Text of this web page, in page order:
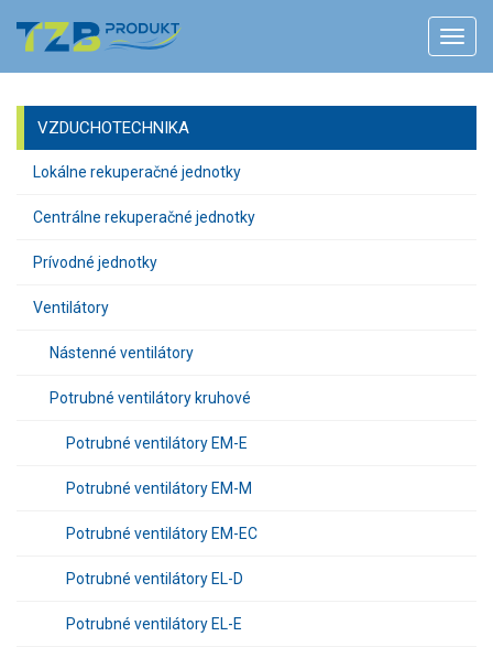
VZDUCHOTECHNIKA
Lokálne rekuperačné jednotky
Centrálne rekuperačné jednotky
Prívodné jednotky
Ventilátory
Nástenné ventilátory
Potrubné ventilátory kruhové
Potrubné ventilátory EM-E
Potrubné ventilátory EM-M
Potrubné ventilátory EM-EC
Potrubné ventilátory EL-D
Potrubné ventilátory EL-E